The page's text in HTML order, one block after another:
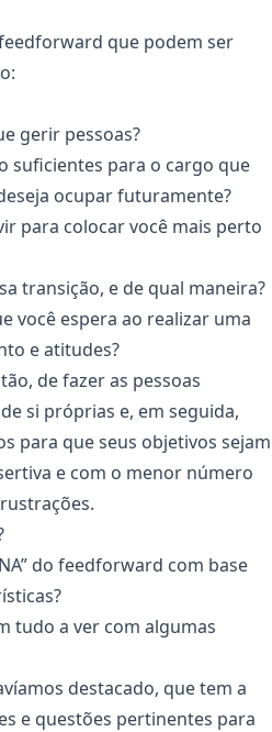
que podem ser
gerir pessoas?
suficientes para o cargo que
ocupar futuramente?
para colocar você mais perto
transição, e de qual maneira?
você espera ao realizar uma
e atitudes?
de fazer as pessoas
si próprias e, em seguida,
para que seus objetivos sejam
e com o menor número
do feedforward com base
tudo a ver com algumas
destacado, que tem a
e questões pertinentes para